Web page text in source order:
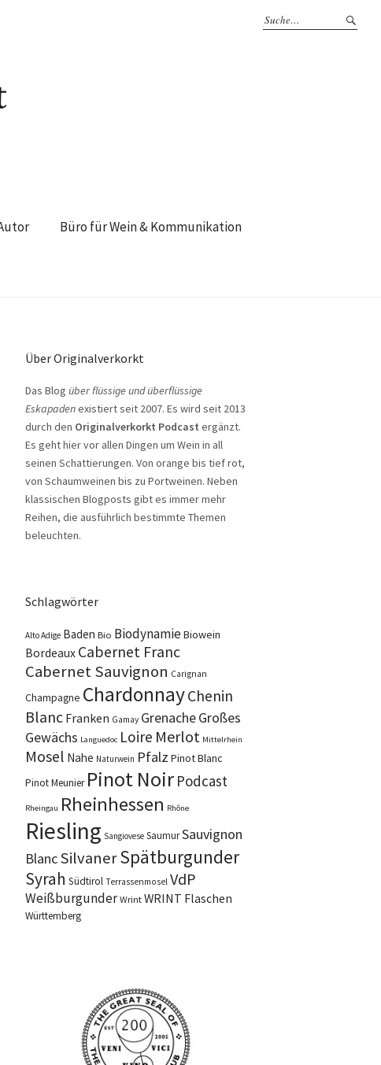
Büro für Wein & Kommunikation
Über Originalverkorkt
Das Blog über flüssige und überflüssige
Eskapadenexistiert seit 2007. Es wird seit 2013
durch den Originalverkorkt Podcast ergänzt.
Es geht hier vor allen Dingen um Wein in all
seinen Schattierungen. Von orange bis tief rot,
von Schaumweinen bis zu Portweinen. Neben
klassischen Blogposts gibt es immer mehr
Reihen, die ausführlich bestimmte Themen
beleuchten.
Schlagwörter
Alto Adige Baden Bio BiodynamieBiowein
Bordeaux Cabernet Franc
Cabernet Sauvignon Carignan
Champagne ChardonnayChenin
Blanc Franken Gamay GrenacheGroßes
Gewächs Languedoc Loire Merlot Mittelrhein
Mosel Nahe Naturwein Pfalz Pinot Blanc
Pinot Meunier Pinot Noir Podcast
Rheingau Rheinhessen Rhône
Riesling Sangiovese SaumurSauvignon
BlancSilvanerSpätburgunder
Syrah Südtirol Terrassenmosel VdP
Weißburgunder Wrint WRINT Flaschen
Württemberg